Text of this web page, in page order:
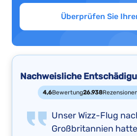
Überprüfen Sie
Nachweisliche
4,6Bewertung26.938
Unser Wizz-Flug
Großbritannien